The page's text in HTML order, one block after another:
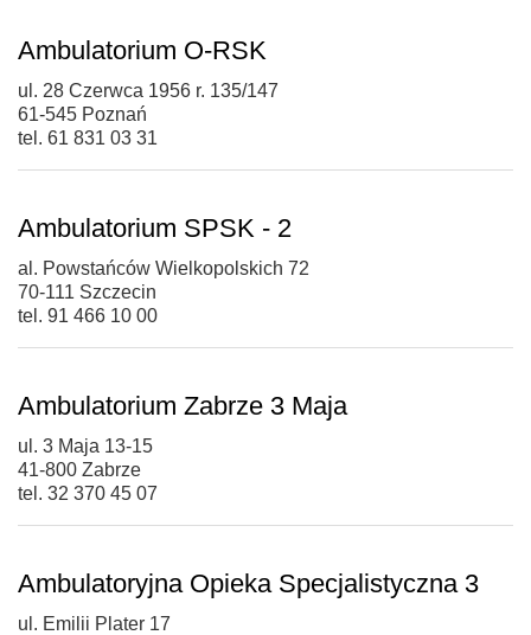
Ambulatorium O-RSK
ul. 28 Czerwca 1956 r. 135/147
61-545 Poznań
tel. 61 831 03 31
Ambulatorium SPSK - 2
al. Powstańców Wielkopolskich 72
70-111 Szczecin
tel. 91 466 10 00
Ambulatorium Zabrze 3 Maja
ul. 3 Maja 13-15
41-800 Zabrze
tel. 32 370 45 07
Ambulatoryjna Opieka Specjalistyczna 3
ul. Emilii Plater 17